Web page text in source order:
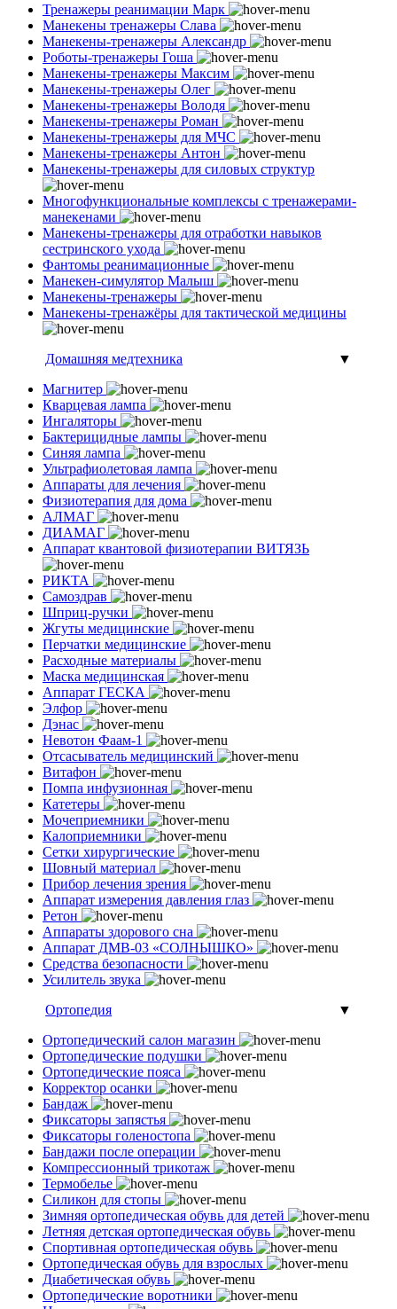
Тренажеры реанимации Марк
Манекены тренажеры Слава
Манекены-тренажеры Александр
Роботы-тренажеры Гоша
Манекены-тренажеры Максим
Манекены-тренажеры Олег
Манекены-тренажеры Володя
Манекены-тренажеры Роман
Манекены-тренажеры для МЧС
Манекены-тренажеры Антон
Манекены-тренажеры для силовых структур
Многофункциональные комплексы с тренажерами-
манекенами
Манекены-тренажеры для отработки навыков
сестринского ухода
Фантомы реанимационные
Манекен-симулятор Малыш
Манекены-тренажеры
Манекены-тренажёры для тактической медицины
Домашняя медтехника
▼
Магнитер
Кварцевая лампа
Ингаляторы
Бактерицидные лампы
Синяя лампа
Ультрафиолетовая лампа
Аппараты для лечения
Физиотерапия для дома
АЛМАГ
ДИАМАГ
Аппарат квантовой физиотерапии ВИТЯЗЬ
РИКТА
Самоздрав
Шприц-ручки
Жгуты медицинские
Перчатки медицинские
Расходные материалы
Маска медицинская
Аппарат ГЕСКА
Элфор
Дэнас
Невотон Фаам-1
Отсасыватель медицинский
Витафон
Помпа инфузионная
Катетеры
Мочеприемники
Калоприемники
Сетки хирургические
Шовный материал
Прибор лечения зрения
Аппарат измерения давления глаз
Ретон
Аппараты здорового сна
Аппарат ДМВ-03 «СОЛНЫШКО»
Средства безопасности
Усилитель звука
Ортопедия
▼
Ортопедический салон магазин
Ортопедические подушки
Ортопедические пояса
Корректор осанки
Бандаж
Фиксаторы запястья
Фиксаторы голеностопа
Бандажи после операции
Компрессионный трикотаж
Термобелье
Силикон для стопы
Зимняя ортопедическая обувь для детей
Летняя детская ортопедическая обувь
Спортивная ортопедическая обувь
Ортопедическая обувь для взрослых
Диабетическая обувь
Ортопедические воротники